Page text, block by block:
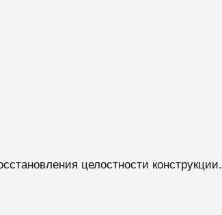
целостности конструкции.